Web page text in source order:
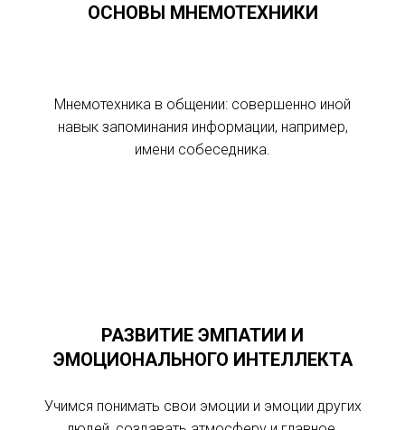
ОСНОВЫ МНЕМОТЕХНИКИ
Мнемотехника в общении: совершенно иной
навык запоминания информации, например,
имени собеседника.
РАЗВИТИЕ ЭМПАТИИ И
ЭМОЦИОНАЛЬНОГО ИНТЕЛЛЕКТА
Учимся понимать свои эмоции и эмоции других